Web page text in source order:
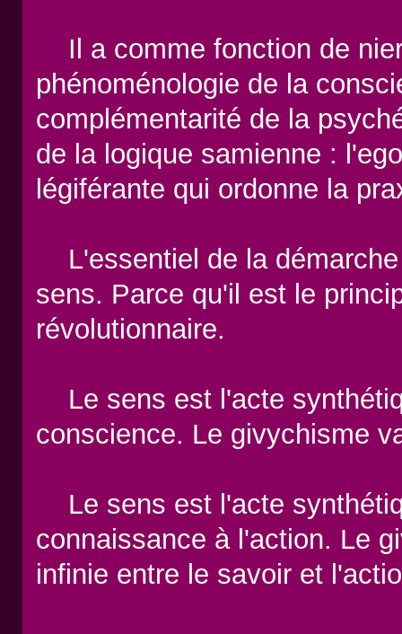
Il a comme fonction de
phénoménologie de la
complémentarité de la
de la logique samienne :
légiférante qui ordonne la
L'essentiel de la
sens. Parce qu'il est le
révolutionnaire.
Le sens est l'acte
conscience. Le givychisme
Le sens est l'acte
connaissance à l'action. Le
infinie entre le savoir et